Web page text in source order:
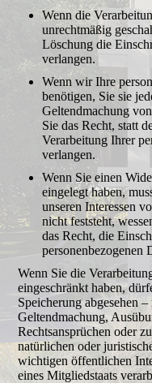
Wenn die
unrechtmäßig
Löschung die
verlangen.
Wenn wir Ihre
benötigen, Sie sie
Geltendmachung
Sie das Recht, statt
Verarbeitung Ihrer
verlangen.
Wenn Sie einen
eingelegt haben,
unseren Interessen
nicht feststeht,
das Recht, die
personenbezogenen
Wenn Sie die
eingeschränkt haben,
Speicherung abgesehen
Geltendmachung,
Rechtsansprüchen oder
natürlichen oder
wichtigen öffentlichen
eines Mitgliedstaats